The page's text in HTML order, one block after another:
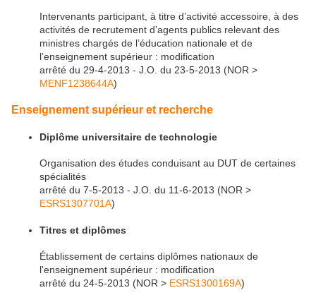
Intervenants participant, à titre d’activité accessoire, à des
activités de recrutement d’agents publics relevant des
ministres chargés de l’éducation nationale et de
l’enseignement supérieur : modification
arrêté du 29-4-2013 - J.O. du 23-5-2013 (NOR >
MENF1238644A)
Enseignement supérieur et recherche
Diplôme universitaire de technologie
Organisation des études conduisant au DUT de certaines
spécialités
arrêté du 7-5-2013 - J.O. du 11-6-2013 (NOR >
ESRS1307701A)
Titres et diplômes
Établissement de certains diplômes nationaux de
l'enseignement supérieur : modification
arrêté du 24-5-2013 (NOR > ESRS1300169A)